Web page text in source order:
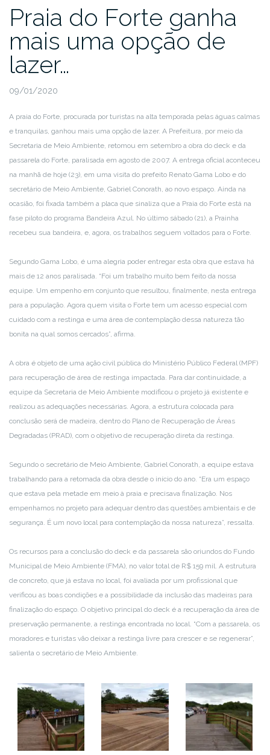
Praia do Forte ganha
mais uma opção de
lazer…
09/01/2020
A praia do Forte, procurada por turistas na alta temporada pelas águas calmas
e tranquilas, ganhou mais uma opção de lazer. A Prefeitura, por meio da
Secretaria de Meio Ambiente, retomou em setembro a obra do deck e da
passarela do Forte, paralisada em agosto de 2007. A entrega oficial aconteceu
na manhã de hoje (23), em uma visita do prefeito Renato Gama Lobo e do
secretário de Meio Ambiente, Gabriel Conorath, ao novo espaço. Ainda na
ocasião, foi fixada também a placa que sinaliza que a Praia do Forte está na
fase piloto do programa Bandeira Azul. No último sábado (21), a Prainha
recebeu sua bandeira, e, agora, os trabalhos seguem voltados para o Forte.
Segundo Gama Lobo, é uma alegria poder entregar esta obra que estava há
mais de 12 anos paralisada. “Foi um trabalho muito bem feito da nossa
equipe. Um empenho em conjunto que resultou, finalmente, nesta entrega
para a população. Agora quem visita o Forte tem um acesso especial com
cuidado com a restinga e uma área de contemplação dessa natureza tão
bonita na qual somos cercados”, afirma.
A obra é objeto de uma ação civil pública do Ministério Público Federal (MPF)
para recuperação de área de restinga impactada. Para dar continuidade, a
equipe da Secretaria de Meio Ambiente modificou o projeto já existente e
realizou as adequações necessárias. Agora, a estrutura colocada para
conclusão será de madeira, dentro do Plano de Recuperação de Áreas
Degradadas (PRAD), com o objetivo de recuperação direta da restinga.
Segundo o secretário de Meio Ambiente, Gabriel Conorath, a equipe estava
trabalhando para a retomada da obra desde o início do ano. “Era um espaço
que estava pela metade em meio à praia e precisava finalização. Nos
empenhamos no projeto para adequar dentro das questões ambientais e de
segurança. É um novo local para contemplação da nossa natureza”, ressalta.
Os recursos para a conclusão do deck e da passarela são oriundos do Fundo
Municipal de Meio Ambiente (FMA), no valor total de R$ 159 mil. A estrutura
de concreto, que já estava no local, foi avaliada por um profissional que
verificou as boas condições e a possibilidade da inclusão das madeiras para
finalização do espaço. O objetivo principal do deck é a recuperação da área de
preservação permanente, a restinga encontrada no local. “Com a passarela, os
moradores e turistas vão deixar a restinga livre para crescer e se regenerar”,
salienta o secretário de Meio Ambiente.